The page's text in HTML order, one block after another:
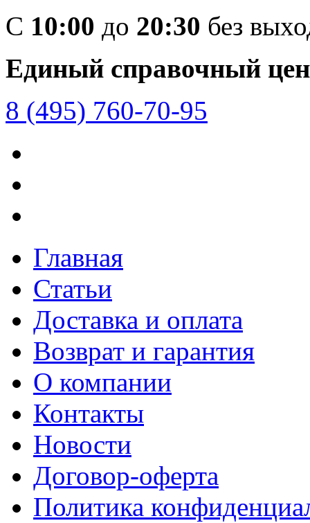
C 10:00 до 20:30 без
Единый справочный
8 (495) 760-70-95
Главная
Статьи
Доставка и оплата
Возврат и гарантия
О компании
Контакты
Новости
Договор-оферта
Политика